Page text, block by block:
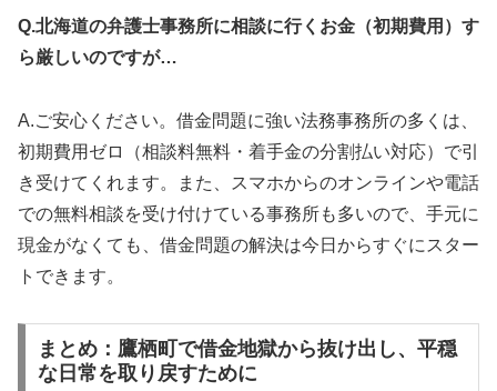
Q.北海道の弁護士事務所に相談に行くお金（初期費用）す
ら厳しいのですが…
A.ご安心ください。借金問題に強い法務事務所の多くは、
初期費用ゼロ（相談料無料・着手金の分割払い対応）で引
き受けてくれます。また、スマホからのオンラインや電話
での無料相談を受け付けている事務所も多いので、手元に
現金がなくても、借金問題の解決は今日からすぐにスター
トできます。
まとめ：鷹栖町で借金地獄から抜け出し、平穏
な日常を取り戻すために